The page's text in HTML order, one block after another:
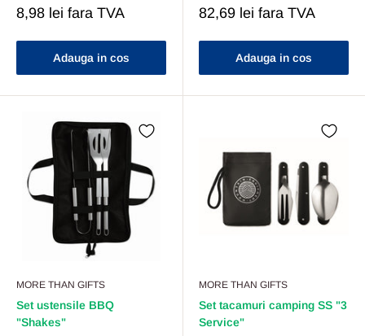
Pret
8,98 lei fara TVA
Adauga in cos
Pret
82,69 lei fara TVA
Adauga in cos
MORE THAN GIFTS
Set ustensile BBQ
"Shakes"
MORE THAN GIFTS
Set tacamuri camping SS "3
Service"